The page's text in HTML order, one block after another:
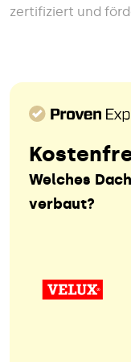
zertifiziert und
Welches
verbaut?